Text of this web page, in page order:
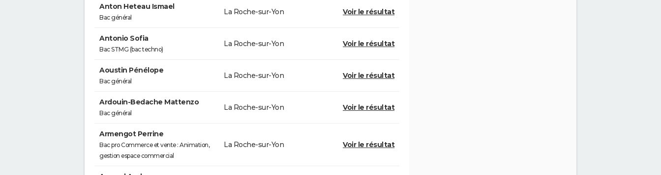
Anton Heteau Ismael
Bac général
La Roche-sur-Yon Voir le résultat
Antonio Sofia
Bac STMG (bac techno)
La Roche-sur-Yon Voir le résultat
Aoustin Pénélope
Bac général
La Roche-sur-Yon Voir le résultat
Ardouin-Bedache Mattenzo
Bac général
La Roche-sur-Yon Voir le résultat
Armengot Perrine
Bac pro Commerce et vente : Animation,
gestion espace commercial
La Roche-sur-Yon Voir le résultat